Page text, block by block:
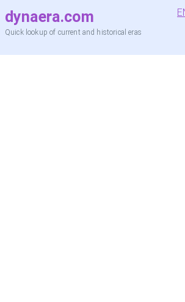
dynaera.com
Quick lookup of current and historical eras